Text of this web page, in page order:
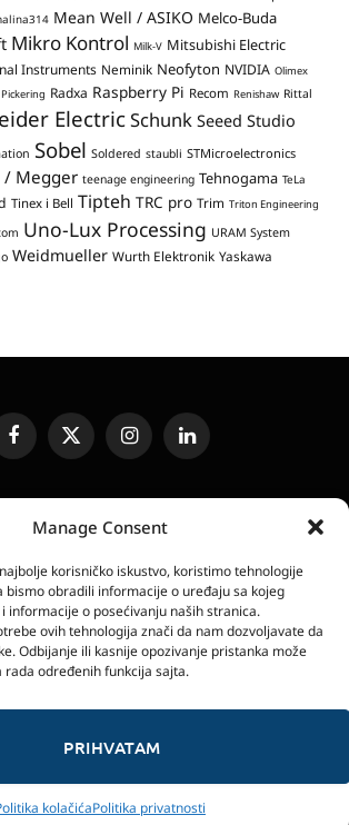
Manage Consent
korisničko iskustvo, koristimo tehnologije
bismo obradili informacije o uređaju sa kojeg
informacije o posećivanju naših stranica.
ovih tehnologija znači da nam dozvoljavate da
Odbijanje ili kasnije opozivanje pristanka može
rada određenih funkcija sajta.
PRIHVATAM
kolačićaPolitika privatnosti
Mean Well / ASIKO Melco-Buda
Mikro Kontrol Milk-V Mitsubishi Electric
Instruments Neminik Neofyton NVIDIA Olimex
Pickering Radxa Raspberry Pi Recom Renishaw Rittal
ElectricSchunk Seeed Studio
Sobel Soldered staubli STMicroelectronics
/ Megger teenage engineering Tehnogama TeLa
Tinex i Bell Tipteh TRC pro Trim Triton Engineering
Uno-Lux Processing URAM System
Weidmueller Wurth Elektronik Yaskawa
FacebookX
(Twitter)
InstagramLinkedIn
ZA RECENZIJU
IZDANJA
POLITIKA PRIVATNOSTI
POLITIKA KOLAČIĆA
- Agencija “Gomo Design”
Glavaša 37, 26300 Vršac, Serbia
Mehatronika by Gomo Design.